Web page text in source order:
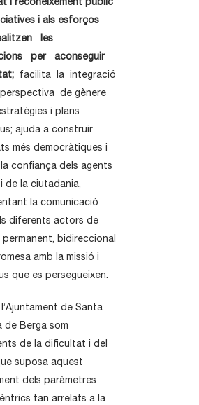
i als esforços
les
per aconseguir
facilita la integració
de gènere
i plans
ajuda a construir
més democràtiques i
confiança dels agents
de la ciutadania,
la comunicació
diferents actors de
permanent, bidireccional
amb la missió i
que es persegueixen.
de Santa
de Berga som
de la dificultat i del
suposa aquest
dels paràmetres
tan arrelats a la